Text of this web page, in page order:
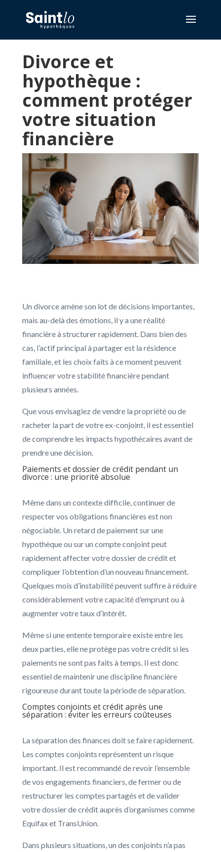
Divorce et
hypothèque :
comment protéger
votre situation
financière
Un divorce amène son lot de décisions importantes,
mais au-delà des émotions, il y a une réalité
financière à structurer rapidement. Dans bien des
cas, l’actif principal à partager est la résidence
familiale, et les choix faits à ce moment peuvent
influencer votre stabilité financière pendant
plusieurs années.
Que vous envisagiez de vendre la propriété ou de
racheter la part de votre ex-conjoint, il est essentiel
de comprendre les impacts hypothécaires avant de
prendre une décision.
Paiements et dossier de crédit pendant un
divorce : une priorité absolue
Même dans un contexte difficile, continuer de
respecter vos obligations financières est non
négociable. Un retard de paiement sur une
hypothèque ou sur un compte conjoint peut
rapidement affecter votre dossier de crédit et
compliquer l’obtention d’un nouveau financement.
Quelques mois d’instabilité peuvent suffire à réduire
considérablement votre capacité d’emprunt ou à
augmenter votre taux d’intérêt.
Même si une entente temporaire existe entre les
deux parties, elle ne protège pas votre crédit si les
paiements ne sont pas faits à temps. Il est donc
essentiel de maintenir une discipline financière
rigoureuse durant toute la période de séparation.
Comptes conjoints et crédit après une
séparation : éviter les erreurs coûteuses
La séparation des finances doit se faire rapidement.
Les comptes conjoints représentent un risque
important. Il est recommandé de revoir l’ensemble
de vos engagements financiers, de fermer ou de
restructurer les comptes partagés et de valider
votre dossier de crédit auprès d’organismes comme
Equifaxet TransUnion.
Dans plusieurs situations, un des conjoints n’a pas